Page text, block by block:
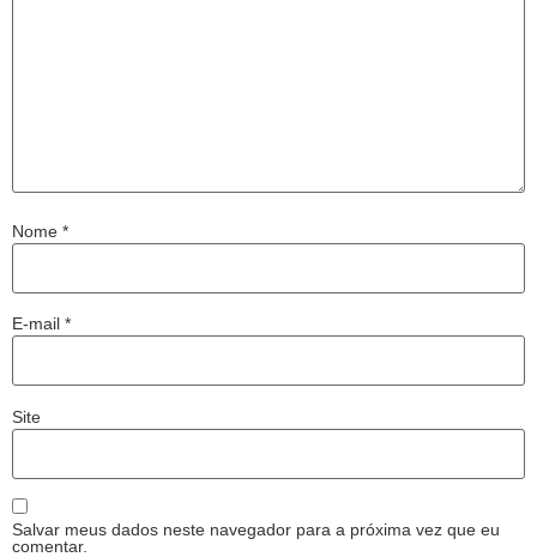
Nome *
E-mail *
Site
Salvar meus dados neste navegador para a próxima vez que eu
comentar.